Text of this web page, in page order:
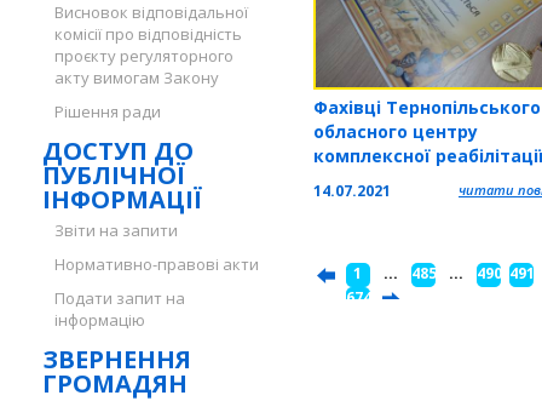
Висновок відповідальної
комісії про відповідність
проєкту регуляторного
акту вимогам Закону
Рішення ради
ДОСТУП ДО
ПУБЛІЧНОЇ
ІНФОРМАЦІЇ
Звіти на запити
Нормативно-правові акти
Подати запит на
інформацію
ЗВЕРНЕННЯ
ГРОМАДЯН
Фахівці Тернопільського
обласного центру
комплексної
призери Чемпіонату
спортсменів з
14.07.2021 читати
1 ... 485 ... 490 491
674